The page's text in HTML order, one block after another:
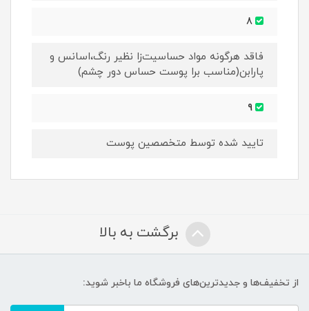
فاقد هرگونه مواد حساسیت‌زا نظیر رنگ،اسانس و
پارابن(مناسب برا پوست حساس دور چشم)
تایید شده توسط متخصصین پوست
برگشت به بالا
از تخفیف‌ها و جدیدترین‌های فروشگاه ما باخبر شوید: